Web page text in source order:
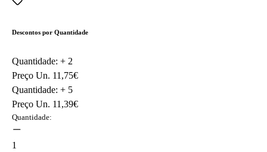
Descontos por Quantidade
Quantidade: + 2
Preço Un. 11,75€
Quantidade: + 5
Preço Un. 11,39€
Quantidade:
1